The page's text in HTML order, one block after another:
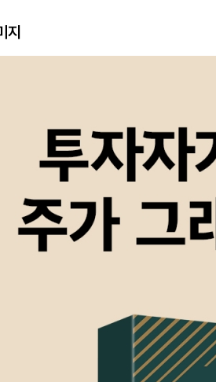
엠·에코프로 모노파동 분석
딩스·삼성SDI 모노파동 분석
법칙을 통한 대표기업 사례분석
사례분석
스 사례분석
례분석
지